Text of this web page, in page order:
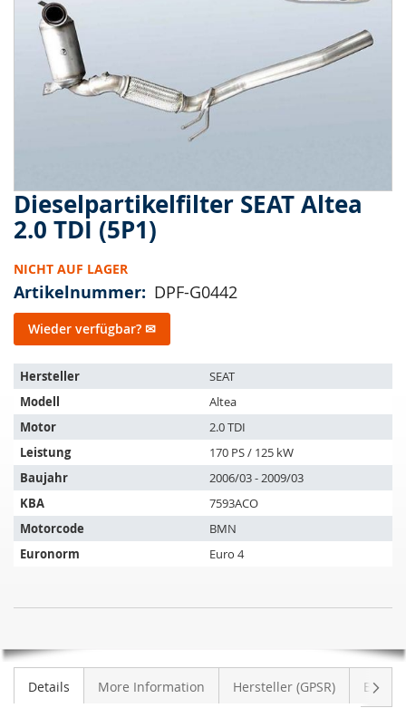
Dieselpartikelfilter SEAT Altea
2.0 TDI (5P1)
NICHT AUF LAGER
Artikelnummer DPF-G0442
Wieder verfügbar? ✉
Der
Artikel
passt
auf
folgende
Fahrzeuge:
Hersteller
SEAT
Modell
Altea
Motor
2.0 TDI
Leistung
170 PS / 125 kW
Baujahr
2006/03 - 2009/03
KBA
7593ACO
Motorcode
BMN
Euronorm
Euro 4
Altea
2.0
TDI
LAGER
springen
Zum
Anfang
der
springen
Details More Information Hersteller (GPSR)